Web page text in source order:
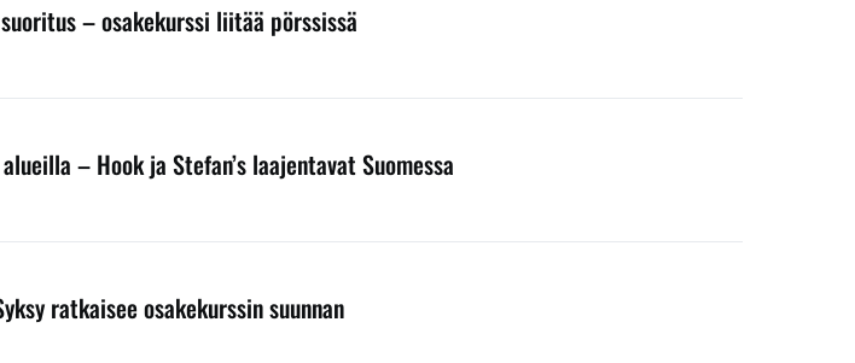
– osakekurssi liitää pörssissä
– Hook ja Stefan’s laajentavat Suomessa
ratkaisee osakekurssin suunnan